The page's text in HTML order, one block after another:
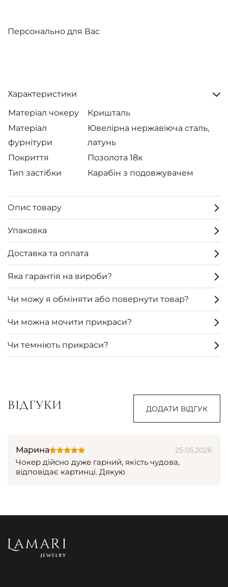
Персонально для Вас
Характеристики
Матеріал чокеру
Кришталь
Матеріал
фурнітури
Ювелірна нержавіюча сталь,
латунь
Покриття
Позолота 18к
Тип застібки
Карабін з подовжувачем
Опис товару
Упаковка
Доставка та оплата
Яка гарантія на вироби?
Чи можу я обміняти або повернути товар?
Чи можна мочити прикраси?
Чи темніють прикраси?
ВІДГУКИ ДОДАТИ ВІДГУК
Марина 25.05.2026
Чокер дійсно дуже гарний, якість чудова,
відповідає картинці. Дякую